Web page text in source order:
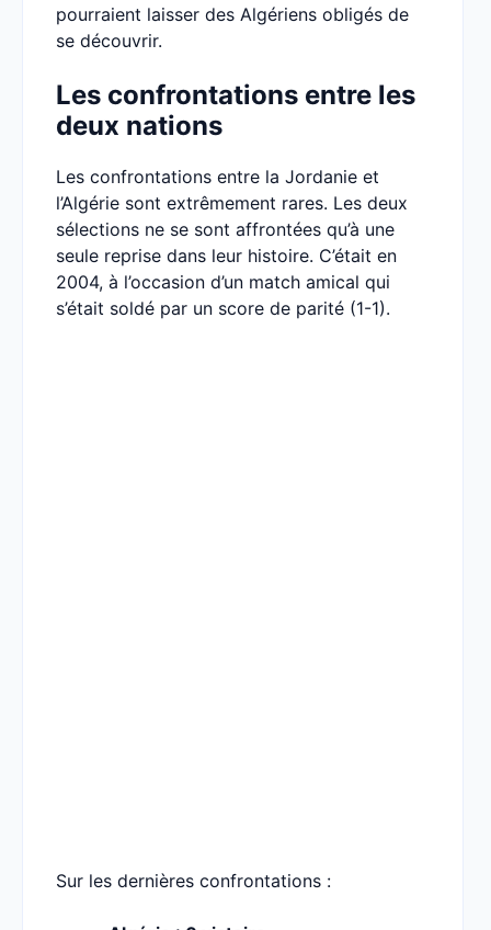
pourraient laisser des Algériens obligés de
se découvrir.
Les confrontations entre les
deux nations
Les confrontations entre la Jordanie et
l’Algérie sont extrêmement rares. Les deux
sélections ne se sont affrontées qu’à une
seule reprise dans leur histoire. C’était en
2004, à l’occasion d’un match amical qui
s’était soldé par un score de parité (1-1).
Sur les dernières confrontations :